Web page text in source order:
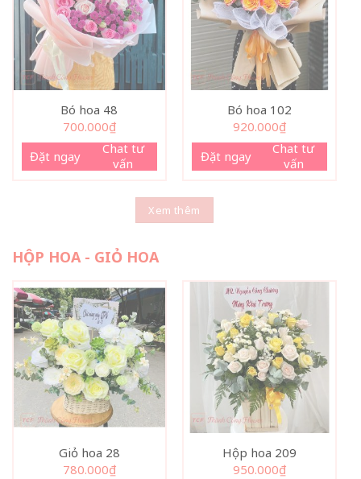
Bó hoa 48
700.000₫
Đặt ngay
Chat tư
vấn
Bó hoa 102
920.000₫
Đặt ngay
Chat tư
vấn
Xem thêm
HỘP HOA - GIỎ HOA
Giỏ hoa 28
780.000₫
Hộp hoa 209
950.000₫